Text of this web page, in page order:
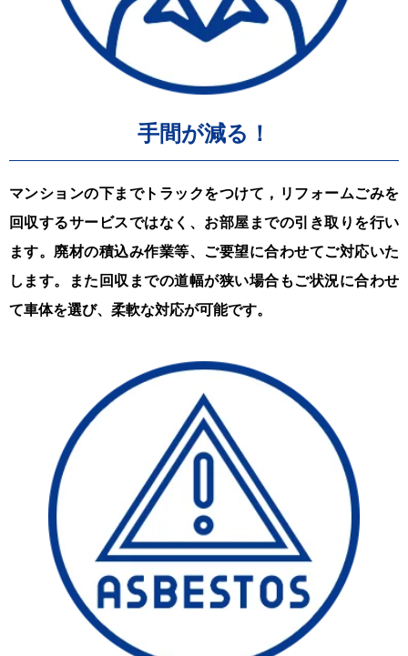
手間が減る！
マンションの下までトラックをつけて，リフォームごみを
回収するサービスではなく、お部屋までの引き取りを行い
ます。廃材の積込み作業等、ご要望に合わせてご対応いた
します。また回収までの道幅が狭い場合もご状況に合わせ
て車体を選び、柔軟な対応が可能です。